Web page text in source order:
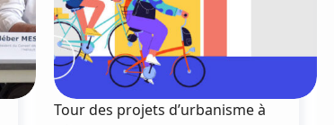
Tour des projets d’urbanisme à